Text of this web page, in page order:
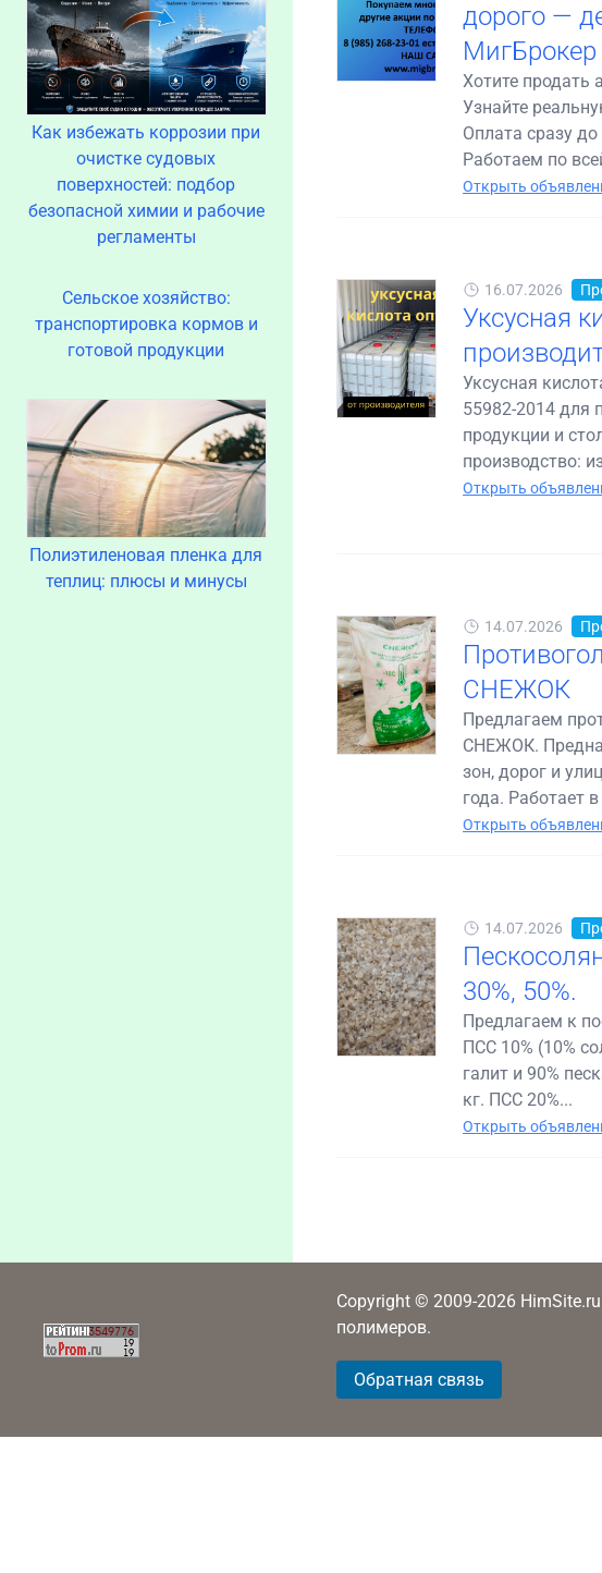
Как избежать коррозии при
очистке судовых
поверхностей: подбор
безопасной химии и рабочие
регламенты
Сельское хозяйство:
транспортировка кормов и
готовой продукции
Полиэтиленовая пленка для
теплиц: плюсы и минусы
дорого —
МигБрокер
Хотите продать
Узнайте
Оплата сразу
Работаем по
Открыть
16.07.2026
Уксусная
Уксусная
55982-2014 для
продукции и
производство:
Открыть
14.07.2026
СНЕЖОК
Предлагаем
СНЕЖОК.
зон, дорог и
года. Работает
Открыть
14.07.2026
30%, 50%.
Предлагаем к
ПСС 10% (10%
галит и 90%
кг. ПСС 20%...
Открыть
Copyright © 2009-2026
полимеров.
Обратная связь